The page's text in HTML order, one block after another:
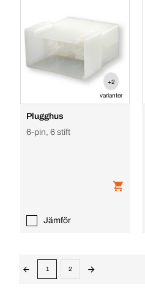
+2
varianter
Plugghus
6-pin, 6 stift
Jämför
1 2